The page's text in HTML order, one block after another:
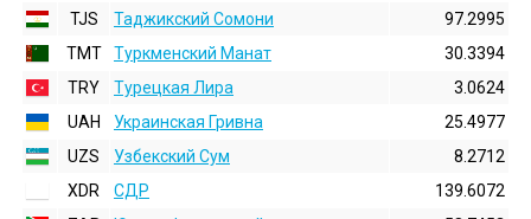
TJS
Таджикский Сомони
97.2995
TMT
Туркменский Манат
30.3394
TRY
Турецкая Лира
3.0624
UAH
Украинская Гривна
25.4977
UZS
Узбекский Сум
8.2712
XDR
СДР
139.6072